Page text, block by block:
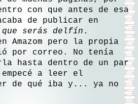
con que antes de esa
de publicar en
que serás delfín .
Amazom pero la propia
por correo. No tenía
hasta dentro de un par
empecé a leer el
de qué iba y... ya no